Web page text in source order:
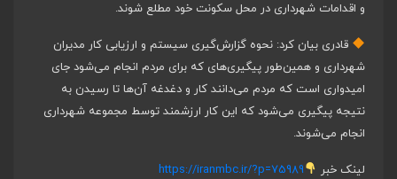
و اقدامات شهرداری در محل سکونت خود مطلع شوند.
قادری بیان کرد: نحوه گزارش‌گیری سیستم و ارزیابی کار مدیران
شهرداری و همین‌طور پیگیری‌های که برای مردم انجام می‌شود جای
امیدواری است که مردم می‌دانند کار و دغدغه آن‌ها تا رسیدن به
نتیجه پیگیری می‌شود که این کار ارزشمند توسط مجموعه شهرداری
انجام می‌شوند.
لینک خبر https://iranmbc.ir/?p=75989